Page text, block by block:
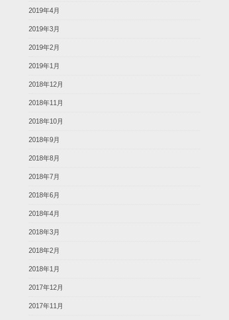
2019年4月
2019年3月
2019年2月
2019年1月
2018年12月
2018年11月
2018年10月
2018年9月
2018年8月
2018年7月
2018年6月
2018年4月
2018年3月
2018年2月
2018年1月
2017年12月
2017年11月